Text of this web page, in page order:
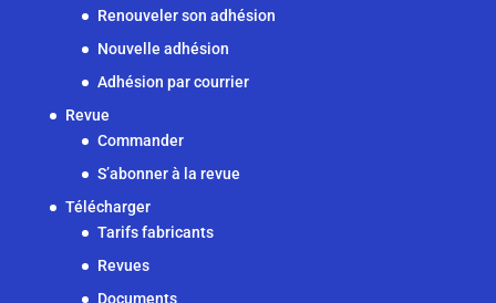
Renouveler son adhésion
Nouvelle adhésion
Adhésion par courrier
Revue
Commander
S’abonner à la revue
Télécharger
Tarifs fabricants
Revues
Documents